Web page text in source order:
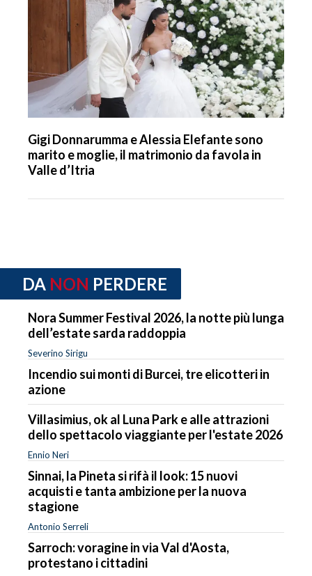
Gigi Donnarumma e Alessia Elefante sono
marito e moglie, il matrimonio da favola in
Valle d’Itria
DA NON PERDERE
Nora Summer Festival 2026, la notte più lunga
dell’estate sarda raddoppia
Severino Sirigu
Incendio sui monti di Burcei, tre elicotteri in
azione
Villasimius, ok al Luna Park e alle attrazioni
dello spettacolo viaggiante per l'estate 2026
Ennio Neri
Sinnai, la Pineta si rifà il look: 15 nuovi
acquisti e tanta ambizione per la nuova
stagione
Antonio Serreli
Sarroch: voragine in via Val d'Aosta,
protestano i cittadini